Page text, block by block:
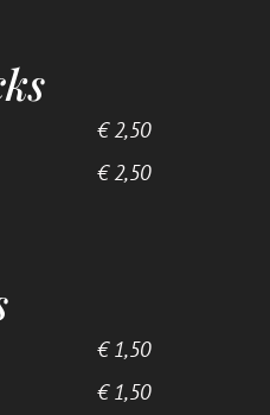
€ 2,50
€ 2,50
€ 1,50
€ 1,50